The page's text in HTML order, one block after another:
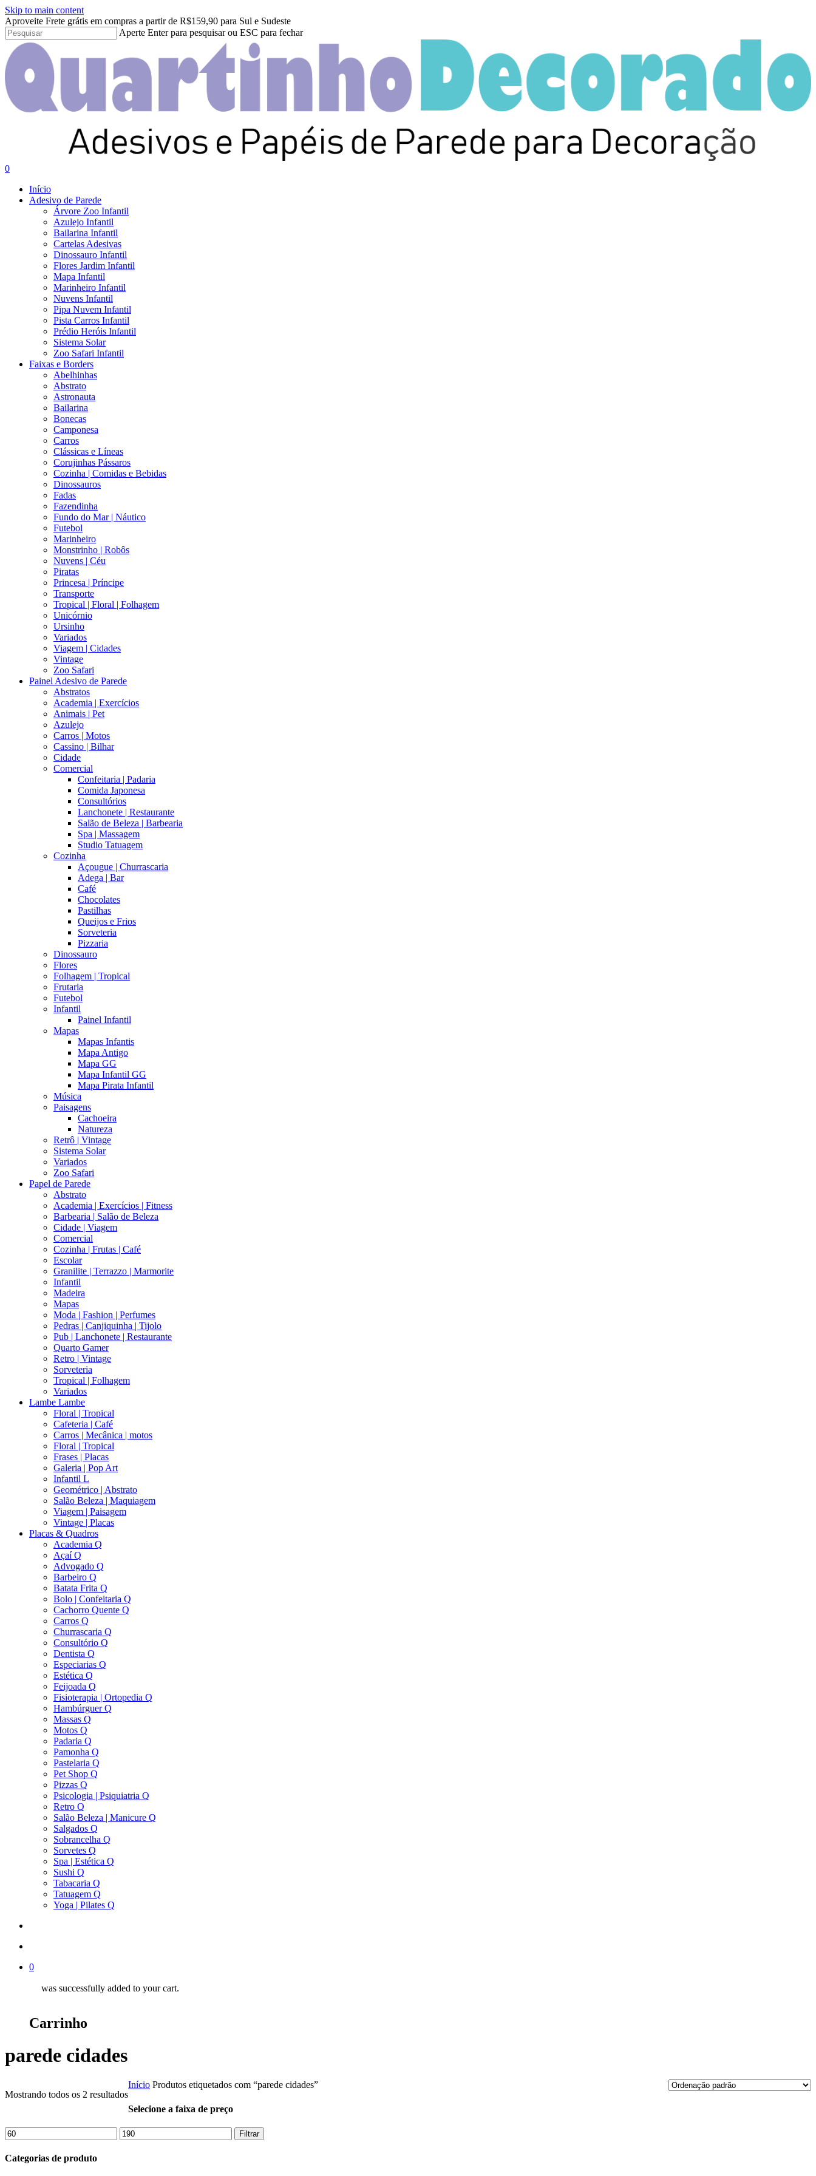
Skip to main content
Aproveite Frete grátis em compras a partir de R$159,90 para Sul e Sudeste
Aperte Enter para pesquisar ou ESC para fechar
Close
Search
search
account
0
Início
Adesivo de Parede
Árvore Zoo Infantil
Azulejo Infantil
Bailarina Infantil
Cartelas Adesivas
Dinossauro Infantil
Flores Jardim Infantil
Mapa Infantil
Marinheiro Infantil
Nuvens Infantil
Pipa Nuvem Infantil
Pista Carros Infantil
Prédio Heróis Infantil
Sistema Solar
Zoo Safari Infantil
Faixas e Borders
Abelhinhas
Abstrato
Astronauta
Bailarina
Bonecas
Camponesa
Carros
Clássicas e Líneas
Corujinhas Pássaros
Cozinha | Comidas e Bebidas
Dinossauros
Fadas
Fazendinha
Fundo do Mar | Náutico
Futebol
Marinheiro
Monstrinho | Robôs
Nuvens | Céu
Piratas
Princesa | Príncipe
Transporte
Tropical | Floral | Folhagem
Unicórnio
Ursinho
Variados
Viagem | Cidades
Vintage
Zoo Safari
Painel Adesivo de Parede
Abstratos
Academia | Exercícios
Animais | Pet
Azulejo
Carros | Motos
Cassino | Bilhar
Cidade
Comercial
Confeitaria | Padaria
Comida Japonesa
Consultórios
Lanchonete | Restaurante
Salão de Beleza | Barbearia
Spa | Massagem
Studio Tatuagem
Cozinha
Açougue | Churrascaria
Adega | Bar
Café
Chocolates
Pastilhas
Queijos e Frios
Sorveteria
Pizzaria
Dinossauro
Flores
Folhagem | Tropical
Frutaria
Futebol
Infantil
Painel Infantil
Mapas
Mapas Infantis
Mapa Antigo
Mapa GG
Mapa Infantil GG
Mapa Pirata Infantil
Música
Paisagens
Cachoeira
Natureza
Retrô | Vintage
Sistema Solar
Variados
Zoo Safari
Papel de Parede
Abstrato
Academia | Exercícios | Fitness
Barbearia | Salão de Beleza
Cidade | Viagem
Comercial
Cozinha | Frutas | Café
Escolar
Granilite | Terrazzo | Marmorite
Infantil
Madeira
Mapas
Moda | Fashion | Perfumes
Pedras | Canjiquinha | Tijolo
Pub | Lanchonete | Restaurante
Quarto Gamer
Retro | Vintage
Sorveteria
Tropical | Folhagem
Variados
Lambe Lambe
Floral | Tropical
Cafeteria | Café
Carros | Mecânica | motos
Floral | Tropical
Frases | Placas
Galeria | Pop Art
Infantil L
Geométrico | Abstrato
Salão Beleza | Maquiagem
Viagem | Paisagem
Vintage | Placas
Placas & Quadros
Academia Q
Açaí Q
Advogado Q
Barbeiro Q
Batata Frita Q
Bolo | Confeitaria Q
Cachorro Quente Q
Carros Q
Churrascaria Q
Consultório Q
Dentista Q
Especiarias Q
Estética Q
Feijoada Q
Fisioterapia | Ortopedia Q
Hambúrguer Q
Massas Q
Motos Q
Padaria Q
Pamonha Q
Pastelaria Q
Pet Shop Q
Pizzas Q
Psicologia | Psiquiatria Q
Retro Q
Salão Beleza | Manicure Q
Salgados Q
Sobrancelha Q
Sorvetes Q
Spa | Estética Q
Sushi Q
Tabacaria Q
Tatuagem Q
Yoga | Pilates Q
0
was successfully added to your cart.
Carrinho
parede cidades
Mostrando todos os 2 resultados
Início Produtos etiquetados com “parede cidades”
Selecione a faixa de preço
Preço
mínimo
Preço
máximo
Filtrar
Categorias de produto